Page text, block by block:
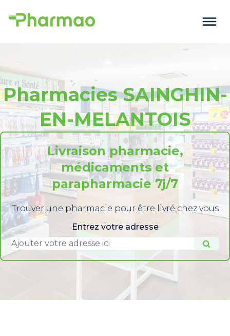
Pharmacies SAINGHIN-
EN-MELANTOIS
Livraison pharmacie,
médicaments et
parapharmacie 7j/7
Trouver une pharmacie pour être livré chez vous
Entrez votre adresse